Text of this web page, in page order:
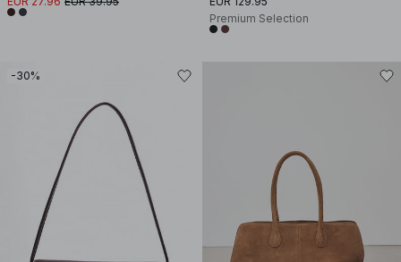
Premium Selection
-30%